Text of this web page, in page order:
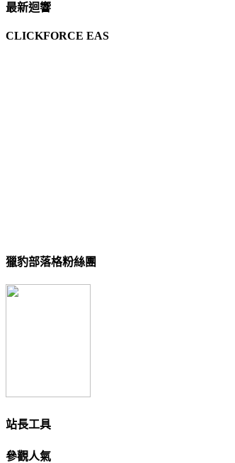
最新迴響
CLICKFORCE EAS
獵豹部落格粉絲團
站長工具
參觀人氣